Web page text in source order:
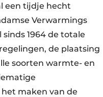
een tijdje hecht
Verwarmings
1964 de totale
de plaatsing
soorten warmte- en
maken van de